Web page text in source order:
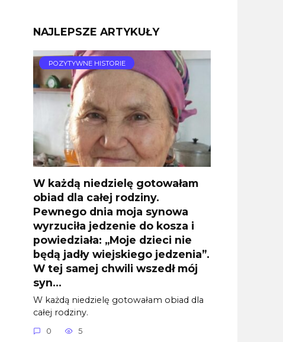
NAJLEPSZE ARTYKUŁY
POZYTYWNE HISTORIE
W każdą niedzielę gotowałam
obiad dla całej rodziny.
Pewnego dnia moja synowa
wyrzuciła jedzenie do kosza i
powiedziała: „Moje dzieci nie
będą jadły wiejskiego jedzenia”.
W tej samej chwili wszedł mój
syn…
W każdą niedzielę gotowałam obiad dla
całej rodziny.
0 5